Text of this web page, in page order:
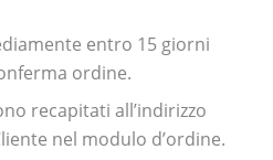
entro 15 giorni
ordine.
recapitati all’indirizzo
nel modulo d’ordine.